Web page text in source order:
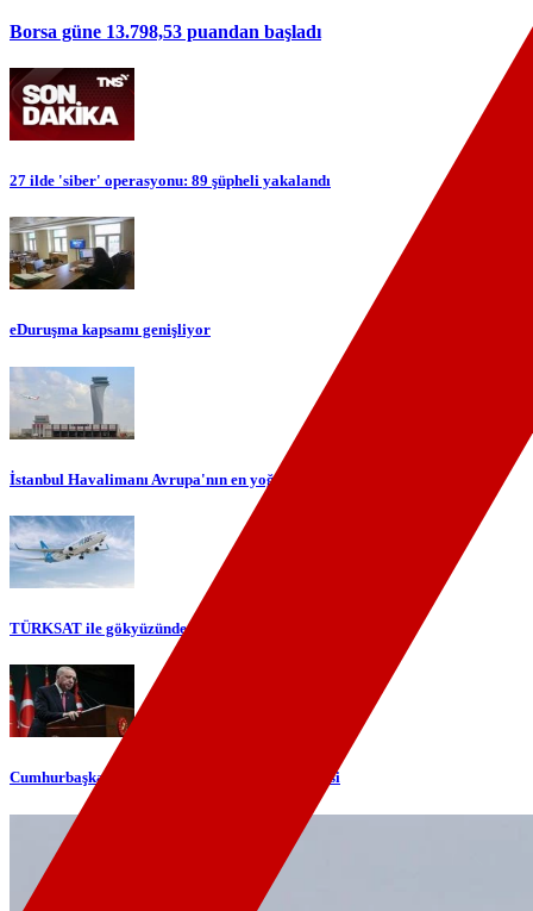
Borsa güne 13.798,53 puandan başladı
27 ilde 'siber' operasyonu: 89 şüpheli yakalandı
eDuruşma kapsamı genişliyor
İstanbul Havalimanı Avrupa'nın en yoğun havalimanı oldu
TÜRKSAT ile gökyüzünde yerli internet dönemi başlıyor
Cumhurbaşkanı Erdoğan'dan telefon diplomasisi